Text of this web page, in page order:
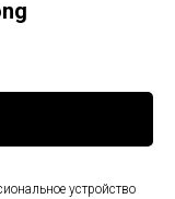
устройство